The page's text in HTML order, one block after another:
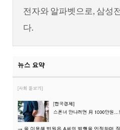
전자와 알파벳으로, 삼성
다.